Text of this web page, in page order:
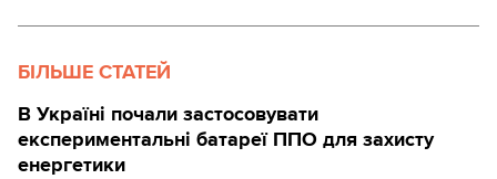
БІЛЬШЕ СТАТЕЙ
В Україні почали застосовувати
експериментальні батареї ППО для захисту
енергетики